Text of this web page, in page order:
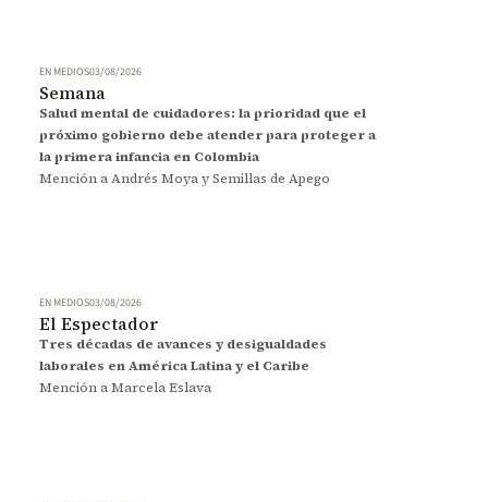
EN MEDIOS03/08/2026
Semana
Salud mental de cuidadores: la prioridad que el
próximo gobierno debe atender para proteger a
la primera infancia en Colombia
Mención a Andrés Moya y Semillas de Apego
EN MEDIOS03/08/2026
El Espectador
Tres décadas de avances y desigualdades
laborales en América Latina y el Caribe
Mención a Marcela Eslava